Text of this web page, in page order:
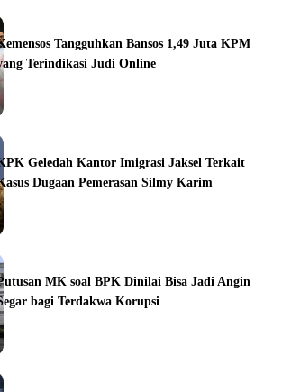
Tangguhkan Bansos 1,49 Juta KPM
Terindikasi Judi Online
Geledah Kantor Imigrasi Jaksel Terkait
Dugaan Pemerasan Silmy Karim
MK soal BPK Dinilai Bisa Jadi Angin
bagi Terdakwa Korupsi